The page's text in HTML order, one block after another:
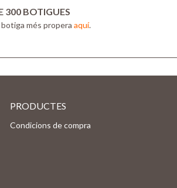
300 BOTIGUES
botiga més propera aquí.
PRODUCTES
Condicions de compra